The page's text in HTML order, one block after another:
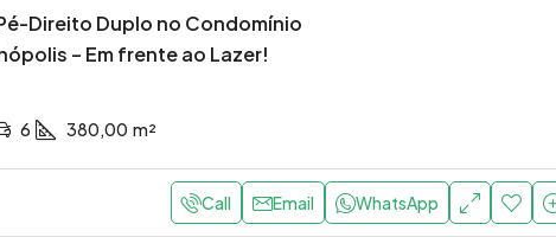
Direito Duplo no Condomínio
– Em frente ao Lazer!
6 380,00 m²
Call Email WhatsApp
Grande Paulista 🔑
Grande Paulista